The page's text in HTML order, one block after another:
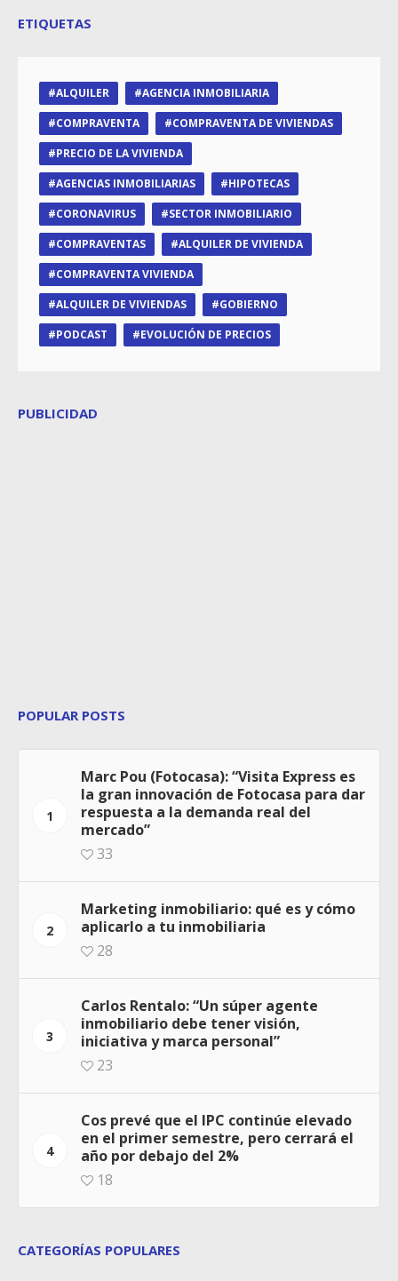
ETIQUETAS
ALQUILER
AGENCIA INMOBILIARIA
COMPRAVENTA
COMPRAVENTA DE VIVIENDAS
PRECIO DE LA VIVIENDA
AGENCIAS INMOBILIARIAS
HIPOTECAS
CORONAVIRUS
SECTOR INMOBILIARIO
COMPRAVENTAS
ALQUILER DE VIVIENDA
COMPRAVENTA VIVIENDA
ALQUILER DE VIVIENDAS
GOBIERNO
PODCAST
EVOLUCIÓN DE PRECIOS
PUBLICIDAD
POPULAR POSTS
1
Marc Pou (Fotocasa): “Visita Express es
la gran innovación de Fotocasa para dar
respuesta a la demanda real del
mercado”
33
2
Marketing inmobiliario: qué es y cómo
aplicarlo a tu inmobiliaria
28
3
Carlos Rentalo: “Un súper agente
inmobiliario debe tener visión,
iniciativa y marca personal”
23
4
Cos prevé que el IPC continúe elevado
en el primer semestre, pero cerrará el
año por debajo del 2%
18
CATEGORÍAS POPULARES